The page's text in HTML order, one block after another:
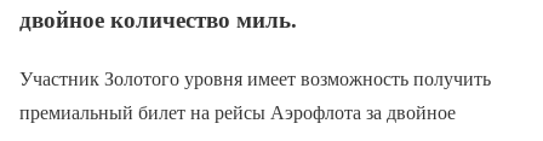
двойное количество миль.
Участник Золотого уровня имеет возможность получить
премиальный билет на рейсы Аэрофлота за двойное